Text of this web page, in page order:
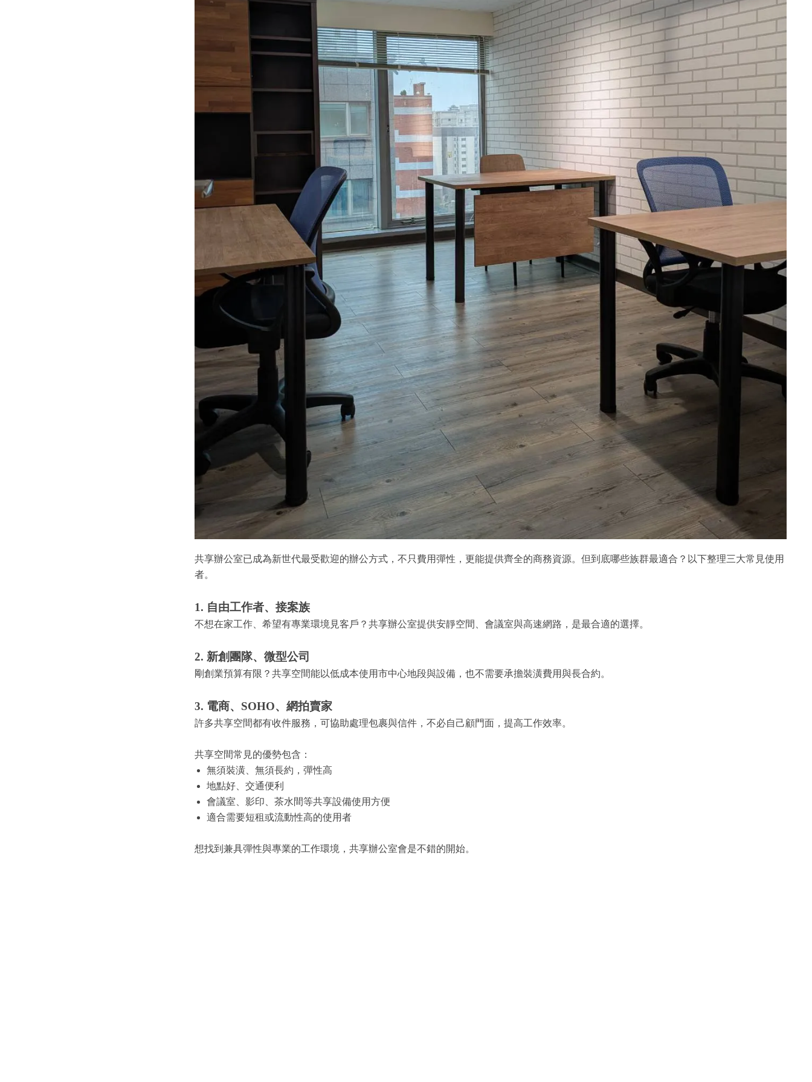
共享辦公室已成為新世代最受歡迎的辦公方式，不只費用彈性，更能提供齊全的商務資源。但到底哪些族群最適合？以下整理三大常見使用
者。
1. 自由工作者、接案族
不想在家工作、希望有專業環境見客戶？共享辦公室提供安靜空間、會議室與高速網路，是最合適的選擇。
2. 新創團隊、微型公司
剛創業預算有限？共享空間能以低成本使用市中心地段與設備，也不需要承擔裝潢費用與長合約。
3. 電商、SOHO、網拍賣家
許多共享空間都有收件服務，可協助處理包裹與信件，不必自己顧門面，提高工作效率。
共享空間常見的優勢包含：
無須裝潢、無須長約，彈性高
地點好、交通便利
會議室、影印、茶水間等共享設備使用方便
適合需要短租或流動性高的使用者
想找到兼具彈性與專業的工作環境，共享辦公室會是不錯的開始。